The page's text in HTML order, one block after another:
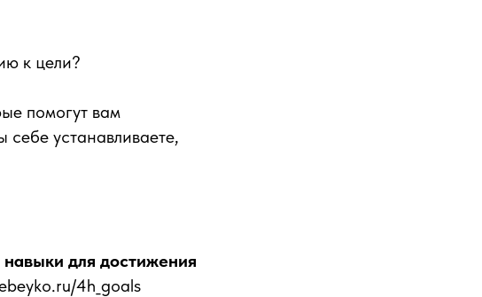
к цели?
помогут вам
себе устанавливаете,
для достижения
4h_goals